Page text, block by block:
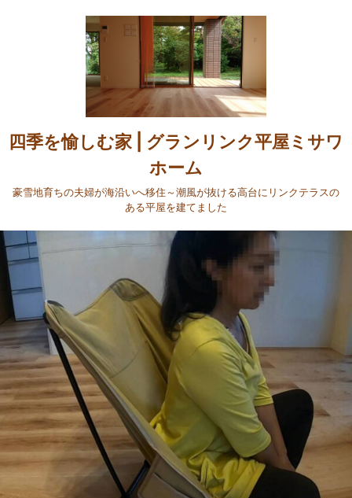
四季を愉しむ家 | グランリンク平屋ミサワ
ホーム
豪雪地育ちの夫婦が海沿いへ移住～潮風が抜ける高台にリンクテラスの
ある平屋を建てました